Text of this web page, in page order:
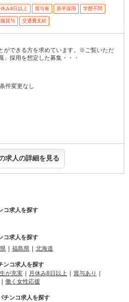
休み8日以上 賞与有 新卒採用 学歴不問
貸与 交通費支給
ができる方を求めています。※ご覧いただ
」採用を想定した募集・・・
件変更なし
求人の詳細を見る
コ求人を探す
コ求人を探す
福島県 北海道
ンコ求人を探す
が充実 月休み8日以上
賞与あり
働く女性応援
チンコ求人を探す